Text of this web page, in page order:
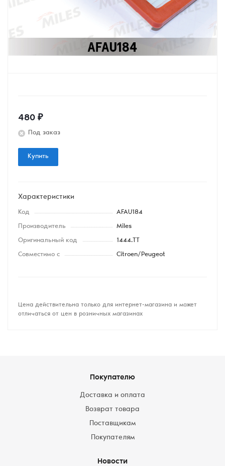
480 ₽
Под заказ
Купить
Характеристики
Код AFAU184
Производитель Miles
Оригинальный код 1444.TT
Совместимо с Citroen/Peugeot
Цена действительна только для интернет-магазина и может
отличаться от цен в розничных магазинах
Покупателю
Доставка и оплата
Возврат товара
Поставщикам
Покупателям
Новости